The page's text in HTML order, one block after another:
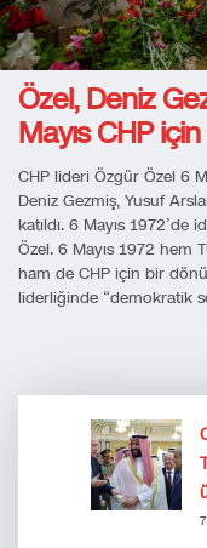
Özel, Deniz
Mayıs CHP
CHP lideri Özgür Özel 6
Deniz Gezmiş, Yusuf
katıldı. 6 Mayıs
Özel. 6 Mayıs 1972 hem
ham de CHP için bir
liderliğinde “demokratik